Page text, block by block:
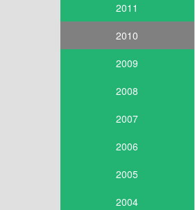
2011
2010
2009
2008
2007
2006
2005
2004